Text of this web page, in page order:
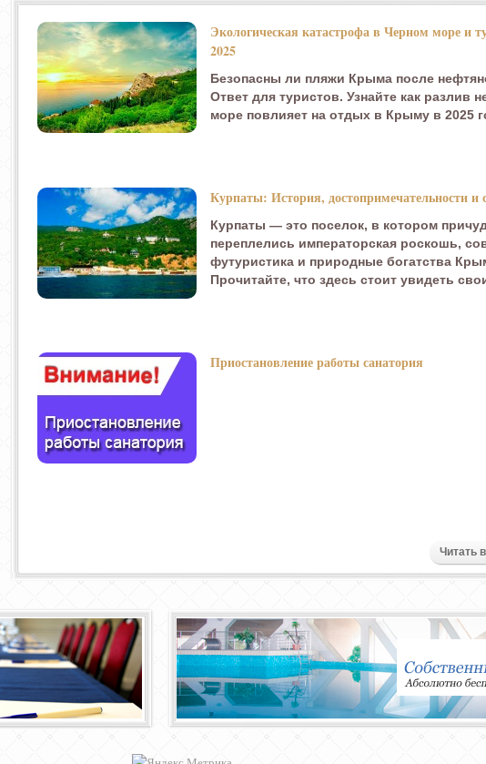
Экологическая катастрофа в Черном море и
2025
Безопасны ли пляжи Крыма после
Ответ для туристов. Узнайте как разлив
море повлияет на отдых в Крыму в 2025
Курпаты: История, достопримечательности и
Курпаты — это поселок, в котором
переплелись императорская роскошь,
футуристика и природные богатства
Прочитайте, что здесь стоит увидеть
Приостановление работы санатория
Читать